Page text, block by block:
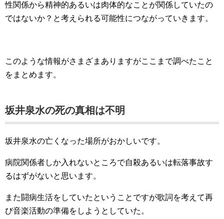
性関係から精神的あるいは肉体的なことが関係していたの
ではないか？と考えられる可能性につながっていきます。
このような情報がさまざまありますがここまで調べたこと
をまとめます。
坂井泉水の死の真相は不明
坂井泉水の亡くなった場所がおかしいです。
病院関係者しか入れないところで自殺あるいは転落事故す
るはずがないと思います。
また闘病生活をしていたということですが歌詞を考えて再
び音楽活動の準備をしようとしていた。